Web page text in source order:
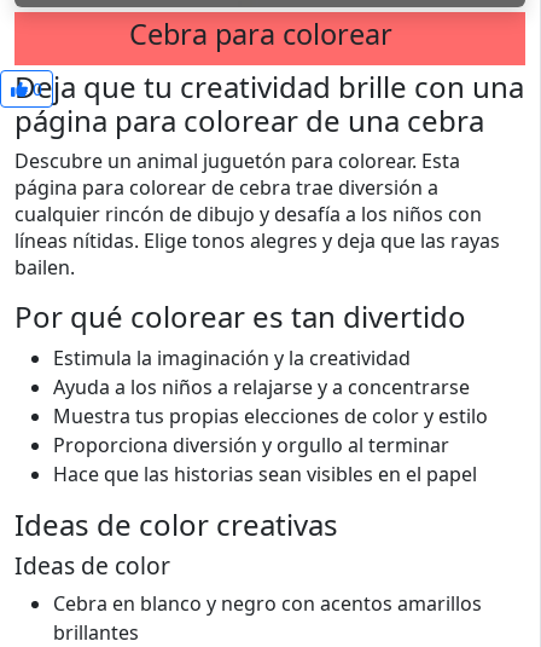
Cebra para colorear
0
Deja que tu creatividad brille con una
página para colorear de una cebra
Descubre un animal juguetón para colorear. Esta
página para colorear de cebra trae diversión a
cualquier rincón de dibujo y desafía a los niños con
líneas nítidas. Elige tonos alegres y deja que las rayas
bailen.
Por qué colorear es tan divertido
Estimula la imaginación y la creatividad
Ayuda a los niños a relajarse y a concentrarse
Muestra tus propias elecciones de color y estilo
Proporciona diversión y orgullo al terminar
Hace que las historias sean visibles en el papel
Ideas de color creativas
Ideas de color
Cebra en blanco y negro con acentos amarillos
brillantes